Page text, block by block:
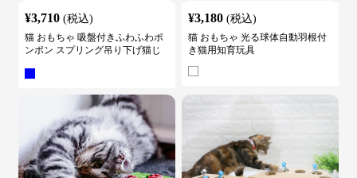
¥3,710 (税込)
猫 おもちゃ 吸盤付きふわふわポ
ンポン スプリング吊り下げ猫じ
¥3,180 (税込)
猫 おもちゃ 光る球体自動羽根付
き猫用知育玩具